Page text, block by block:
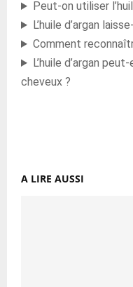
Peut-on utiliser
L’huile d’argan
Comment
L’huile d’argan
cheveux ?
A LIRE AUSSI